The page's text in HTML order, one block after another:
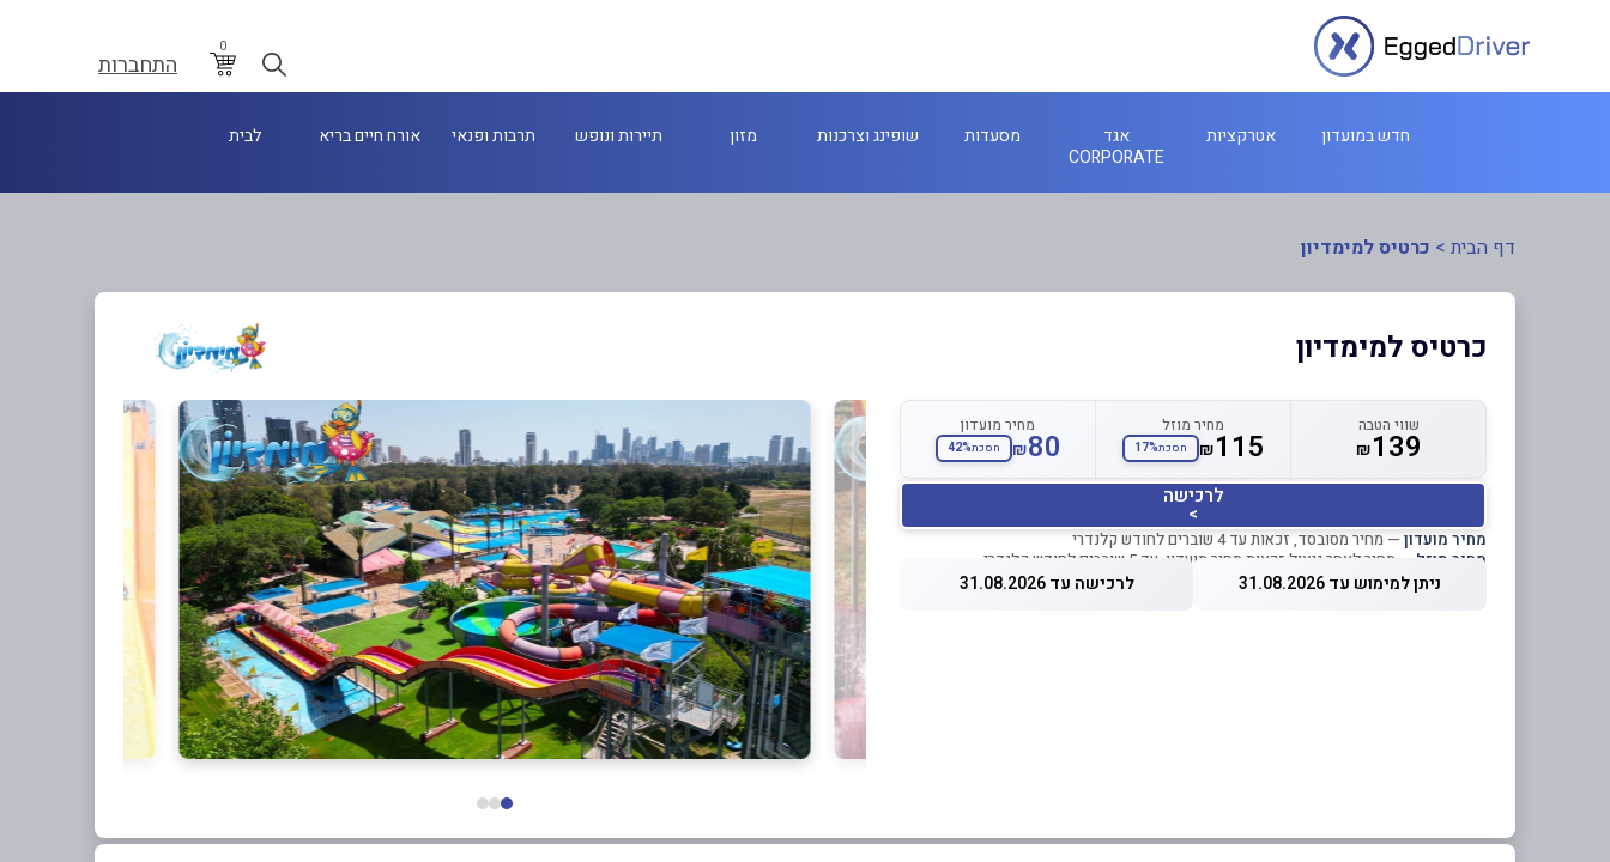
0
התחברות
חדש במועדון אטרקציות
אגד
CORPORATE
מסעדות שופינג וצרכנות מזון תיירות ונופש תרבות ופנאי אורח חיים בריא לבית
דף הבית > כרטיס למימדיון
כרטיס למימדיון
שווי הטבה
₪139
מחיר מוזל
₪115 חסכת17%
מחיר מועדון
₪80 חסכת42%
לרכישה
>
מחיר מועדון — מחיר מסובסד, זכאות עד 4 שוברים לחודש קלנדרי
מחיר מוזל — מחיר לאחר ניצול זכאות מחיר מועדון, עד 5 שוברים לחודש קלנדרי
ניתן למימוש עד 31.08.2026 לרכישה עד 31.08.2026